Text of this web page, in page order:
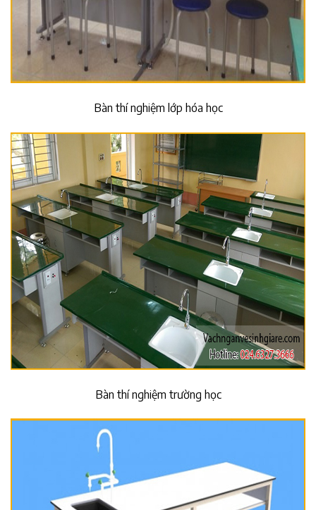
Bàn thí nghiệm lớp hóa học
Bàn thí nghiệm trường học